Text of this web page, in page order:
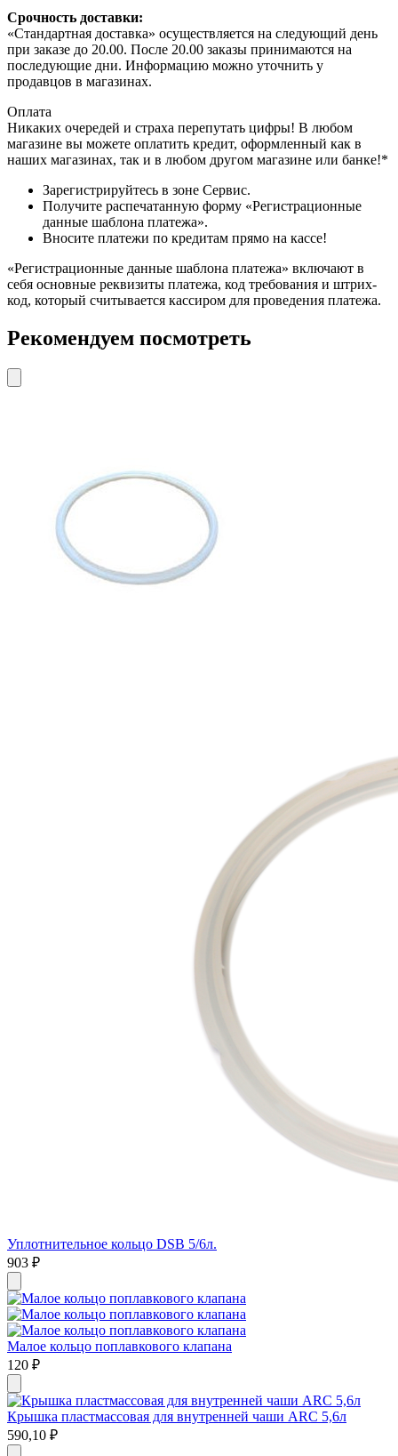
Срочность доставки:
«Стандартная доставка» осуществляется на следующий день
при заказе до 20.00. После 20.00 заказы принимаются на
последующие дни. Информацию можно уточнить у
продавцов в магазинах.
Оплата
Никаких очередей и страха перепутать цифры! В любом
магазине вы можете оплатить кредит, оформленный как в
наших магазинах, так и в любом другом магазине или банке!*
Зарегистрируйтесь в зоне Сервис.
Получите распечатанную форму «Регистрационные
данные шаблона платежа».
Вносите платежи по кредитам прямо на кассе!
«Регистрационные данные шаблона платежа» включают в
себя основные реквизиты платежа, код требования и штрих-
код, который считывается кассиром для проведения платежа.
Рекомендуем посмотреть
Уплотнительное кольцо DSB 5/6л.
903 ₽
Малое кольцо поплавкового клапана
120 ₽
Крышка пластмассовая для внутренней чаши ARC 5,6л
590,10 ₽